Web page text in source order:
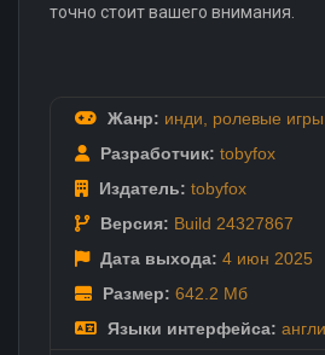
точно стоит вашего внимания.
Жанр: инди
ролевые игры
Разработчик: tobyfox
Издатель: tobyfox
Версия: Build 24327867
Дата выхода: 4 июн 2025
Размер: 642.2 Мб
Языки интерфейса: